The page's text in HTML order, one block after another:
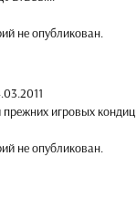
не опубликован.
прежних игровых
не опубликован.